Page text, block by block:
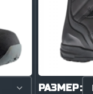
РАЗМЕР